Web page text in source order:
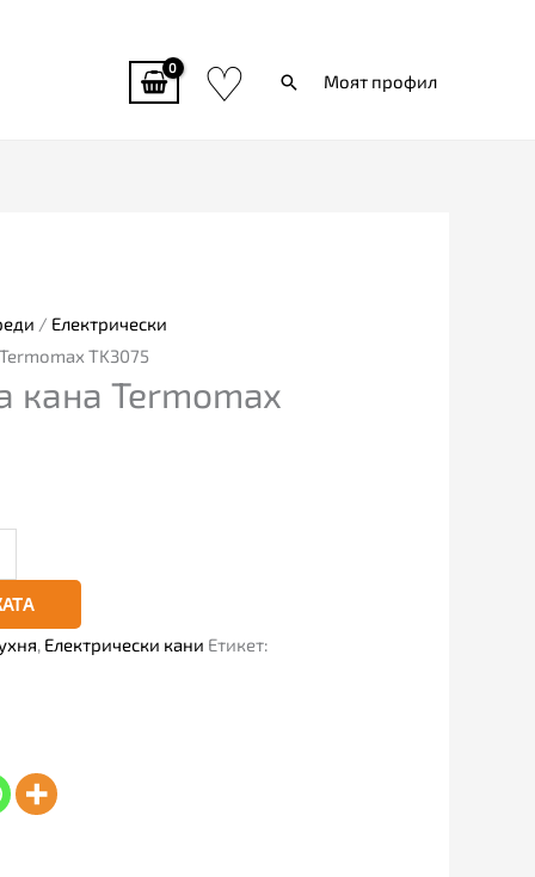
♡ ТърсиМоят профил
/ Електрически
TK3075
кана Termomax
, Електрически кани Етикет: